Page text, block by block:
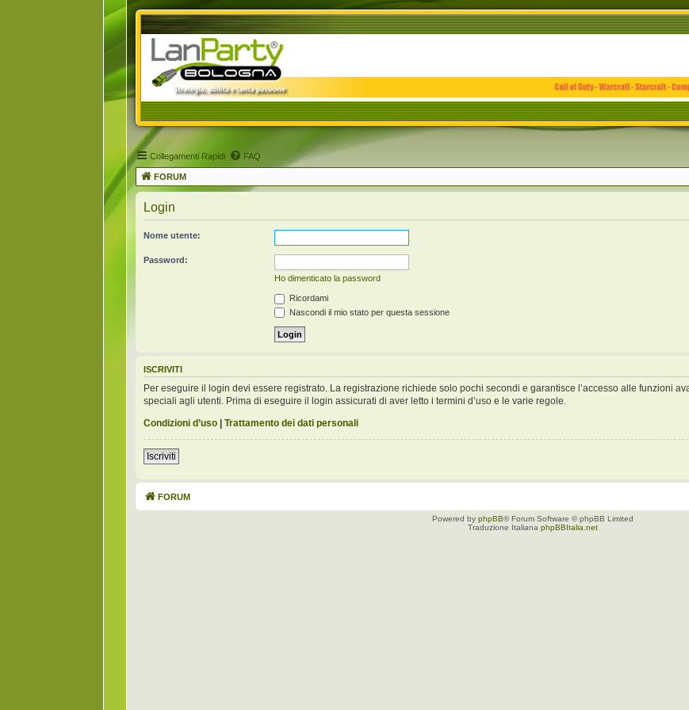
Collegamenti Rapidi FAQ
FORUM
Login
Nome utente:
Password:
Ho dimenticato la password
Ricordami
Nascondi il mio stato per questa sessione
ISCRIVITI
Per eseguire il login devi essere registrato. La registrazione richiede solo pochi secondi e garantisce l’accesso alle funzioni
speciali agli utenti. Prima di eseguire il login assicurati di aver letto i termini d’uso e le varie regole.
Condizioni d’uso | Trattamento dei dati personali
Iscriviti
FORUM
Powered by phpBB® Forum Software © phpBB Limited
Traduzione Italiana phpBBItalia.net